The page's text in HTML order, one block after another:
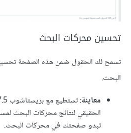
تحسين محركات البحث
تسمح لك الحقول ضمن هذه الصفحة
البحث.
معاينة
الحقيقي لنتائج محركات البحث
تبدو صفحتك في محركات البحث.